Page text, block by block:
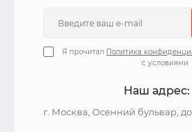
Я прочитал Политика
с условиями
Наш адрес:
г. Москва, Осенний бульвар,